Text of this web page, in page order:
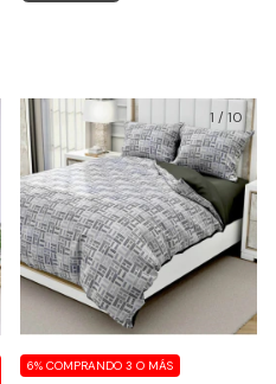
1 /10
6% COMPRANDO 3 O MÁS